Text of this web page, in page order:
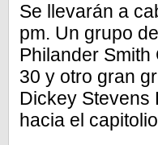
Se llevarán a
pm. Un grupo
Philander
30 y otro gran
Dickey Stevens
hacia el